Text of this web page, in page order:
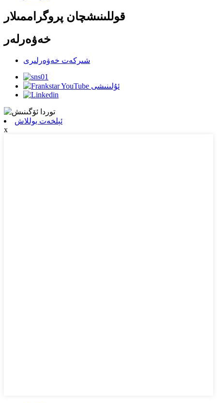
قوللىنىشچان پروگراممىلار
خەۋەرلەر
شىركەت خەۋەرلىرى
ئېلخەت يوللاش
x